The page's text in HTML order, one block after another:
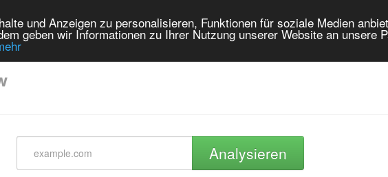
und Anzeigen zu personalisieren, Funktionen für soziale Medien
geben wir Informationen zu Ihrer Nutzung unserer Website an unsere
Analysieren